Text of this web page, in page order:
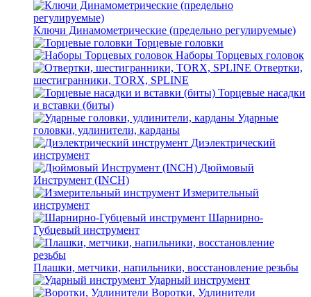
Ключи Динамометрические (предельно регулируемые)
Торцевые головки
Наборы Торцевых головок
Отвертки,
шестигранники, TORX, SPLINE
Торцевые насадки
и вставки (биты)
Ударные
головки, удлинители, карданы
Диэлектрический
инструмент
Дюймовый
Инструмент (INCH)
Измерительный
инструмент
Шарнирно-
Губцевый инструмент
Плашки, метчики, напильники, восстановление резьбы
Ударный инструмент
Воротки, Удлинители